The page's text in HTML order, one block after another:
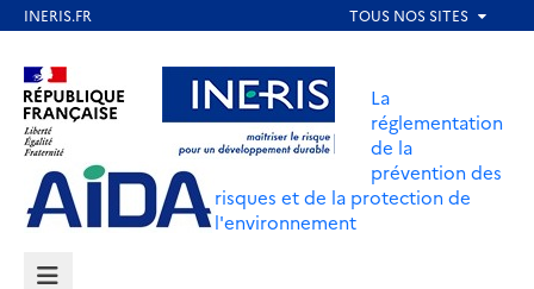
contenu
principal
Aller au contenu Aller au menu
Aller au pied de page
La
réglementation
de la
prévention des
risques et de la protection de
l'environnement
MENU